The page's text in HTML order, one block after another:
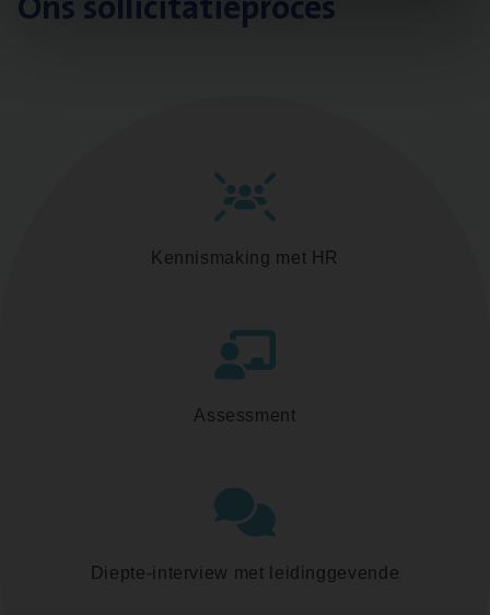
Kennismaking met HR
Assessment
Diepte-interview met leidinggevende